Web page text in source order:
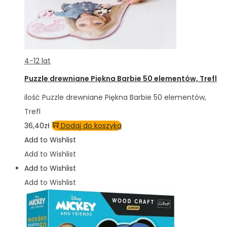
4-12 lat
Puzzle drewniane Piękna Barbie 50 elementów, Trefl
ilość Puzzle drewniane Piękna Barbie 50 elementów,
Trefl
36,40zł
Dodaj do koszyka
Add to Wishlist
Add to Wishlist
Add to Wishlist
Add to Wishlist